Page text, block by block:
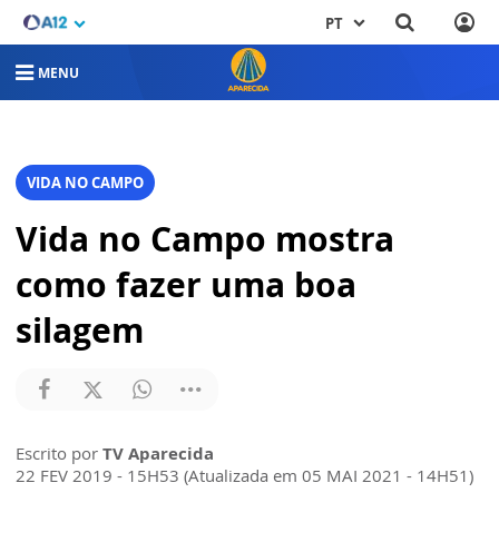
PT
MENU
VIDA NO CAMPO
Vida no Campo mostra
como fazer uma boa
silagem
Escrito por TV Aparecida
22 FEV 2019 - 15H53 (Atualizada em 05 MAI 2021 - 14H51)